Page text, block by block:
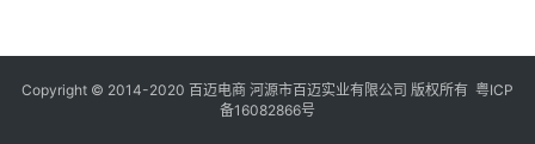
Copyright © 2014-2020 百迈电商 河源市百迈实业有限公司 版权所有 粤ICP
备16082866号